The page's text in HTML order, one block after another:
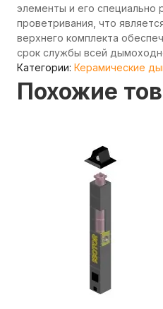
элементы и его специально
проветривания, что
верхнего комплекта
срок службы всей
Категории: Керамические
Похожие